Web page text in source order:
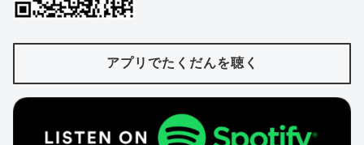
アプリでたくだんを聴く